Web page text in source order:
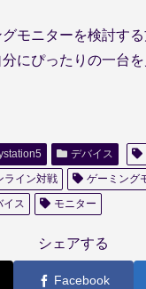
モニターを検討す
にぴったりの一台
デバイス
ライン対戦
ゲーミング
イス モニター
シェアする
Facebook